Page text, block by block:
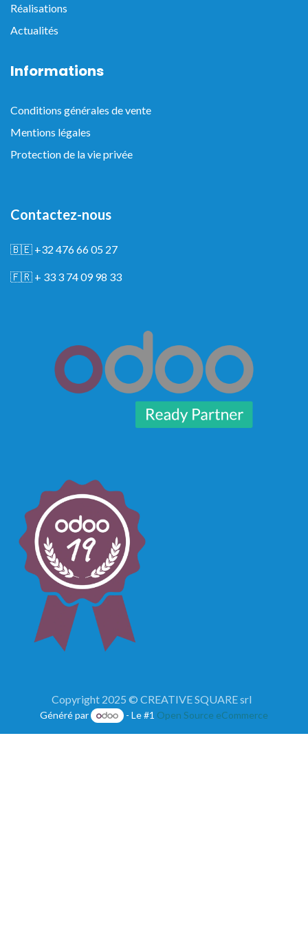
Réalisations
Actualités
Informations
Conditions générales de vente
Mentions légales
Protection de la vie privée
Contactez-nous
🇧🇪 +32 476 66 05 27
🇫🇷 + 33 3 74 09 98 33
Copyright 2025 © CREATIVE SQUARE srl
Généré par - Le #1 Open Source eCommerce